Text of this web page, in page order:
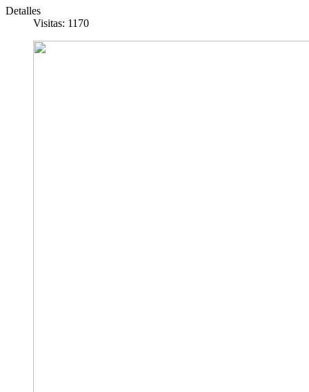
Detalles
Visitas: 1170